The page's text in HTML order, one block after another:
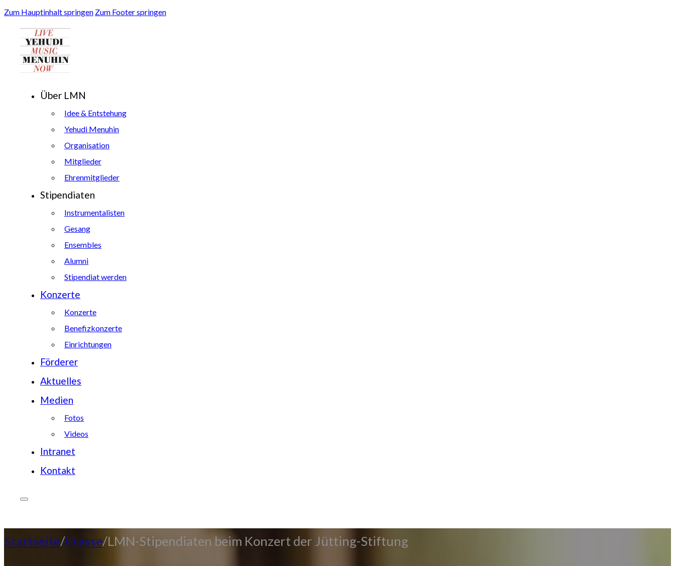
Zum Hauptinhalt springen Zum Footer springen
Über LMN
Idee & Entstehung
Yehudi Menuhin
Organisation
Mitglieder
Ehrenmitglieder
Stipendiaten
Instrumentalisten
Gesang
Ensembles
Alumni
Stipendiat werden
Konzerte
Konzerte
Benefizkonzerte
Einrichtungen
Förderer
Aktuelles
Medien
Fotos
Videos
Intranet
Kontakt
Startseite Presse LMN-Stipendiaten beim Konzert der Jütting-Stiftung